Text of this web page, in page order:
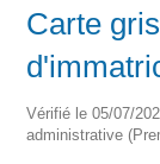
Carte
Vérifié le 05/07/
administrative